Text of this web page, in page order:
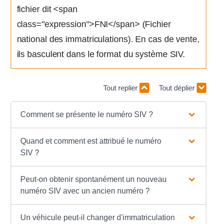
fichier dit <span
class="expression">FNI</span> (Fichier
national des immatriculations). En cas de vente,
ils basculent dans le format du système SIV.
Tout replier Tout déplier
Comment se présente le numéro SIV ?
Quand et comment est attribué le numéro
SIV ?
Peut-on obtenir spontanément un nouveau
numéro SIV avec un ancien numéro ?
Un véhicule peut-il changer d'immatriculation